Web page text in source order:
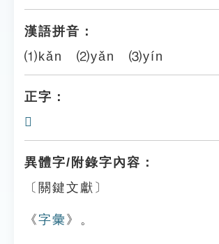
漢語拼音：
⑴kǎn ⑵yǎn ⑶yín
正字：
𠪚
異體字/附錄字內容：
〔關鍵文獻〕
《字彙 》。